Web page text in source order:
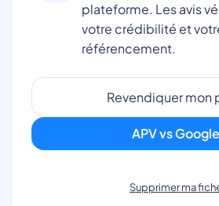
plateforme. Les avis
votre crédibilité et
référencement.
Revendiquer mon
APV vs Google
Supprimer ma